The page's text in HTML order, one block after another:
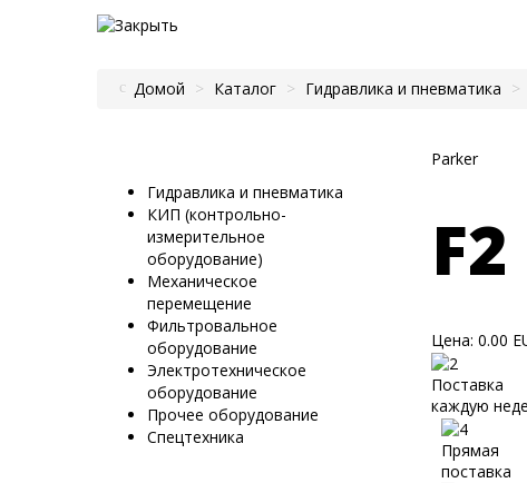
Домой > Каталог > Гидравлика и пневматика >
Гидравлика и пневматика
КИП (контрольно-
измерительное
оборудование)
Механическое
перемещение
Фильтровальное
оборудование
Электротехническое
оборудование
Прочее оборудование
Спецтехника
Parker
F2
Цена: 0.00
Поставка
каждую
Прямая
поставка